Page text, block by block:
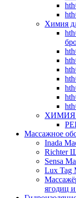
Химия
ХИМИЯ
Массажное
Inada
Richter
Sensа
Lux Tag
ягодиц